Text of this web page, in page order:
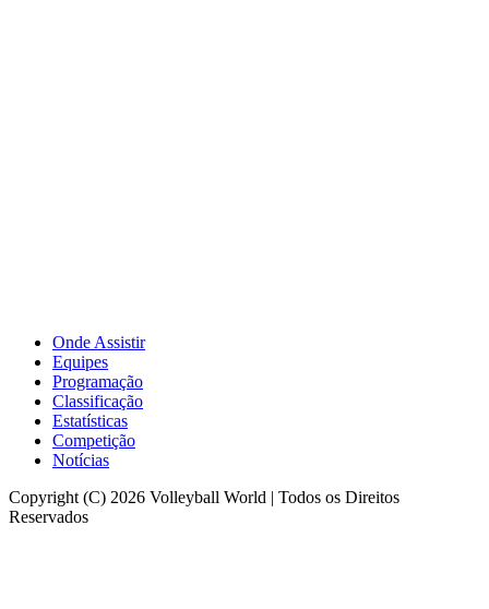
Onde Assistir
Equipes
Programação
Classificação
Estatísticas
Competição
Notícias
Copyright (C) 2026 Volleyball World | Todos os Direitos
Reservados